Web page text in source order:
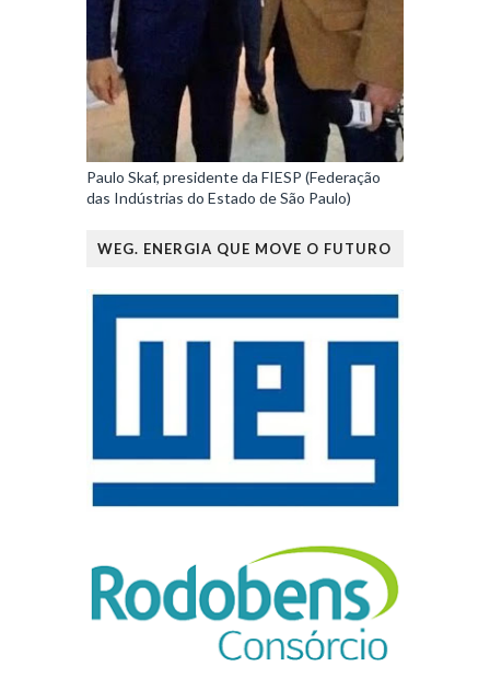
Paulo Skaf, presidente da FIESP (Federação
das Indústrias do Estado de São Paulo)
WEG. ENERGIA QUE MOVE O FUTURO